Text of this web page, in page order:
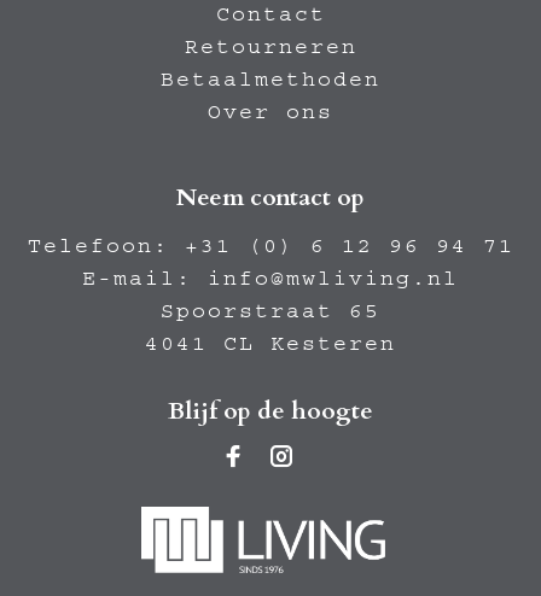
Contact
Retourneren
Betaalmethoden
Over ons
Neem contact op
Telefoon: +31 (0) 6 12 96 94 71
E-mail: info@mwliving.nl
Spoorstraat 65
4041 CL Kesteren
Blijf op de hoogte